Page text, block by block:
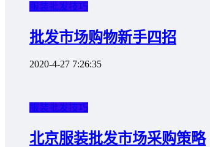
服装批发技巧
批发市场购物新手四招
2020-4-27 7:26:35
服装批发技巧
北京服装批发市场采购策略